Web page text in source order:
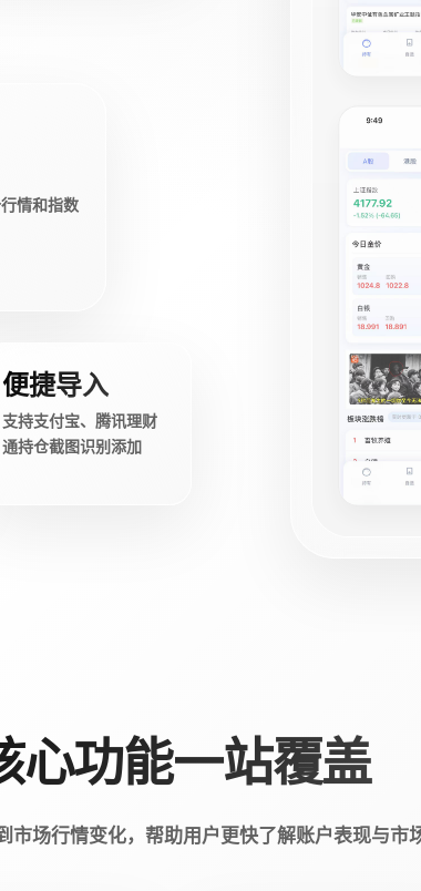
情和指数
便捷导入
支持支付宝、腾讯理财
通持仓截图识别添加
心功能一站覆盖
市场行情变化，帮助用户更快了解账户表现与市